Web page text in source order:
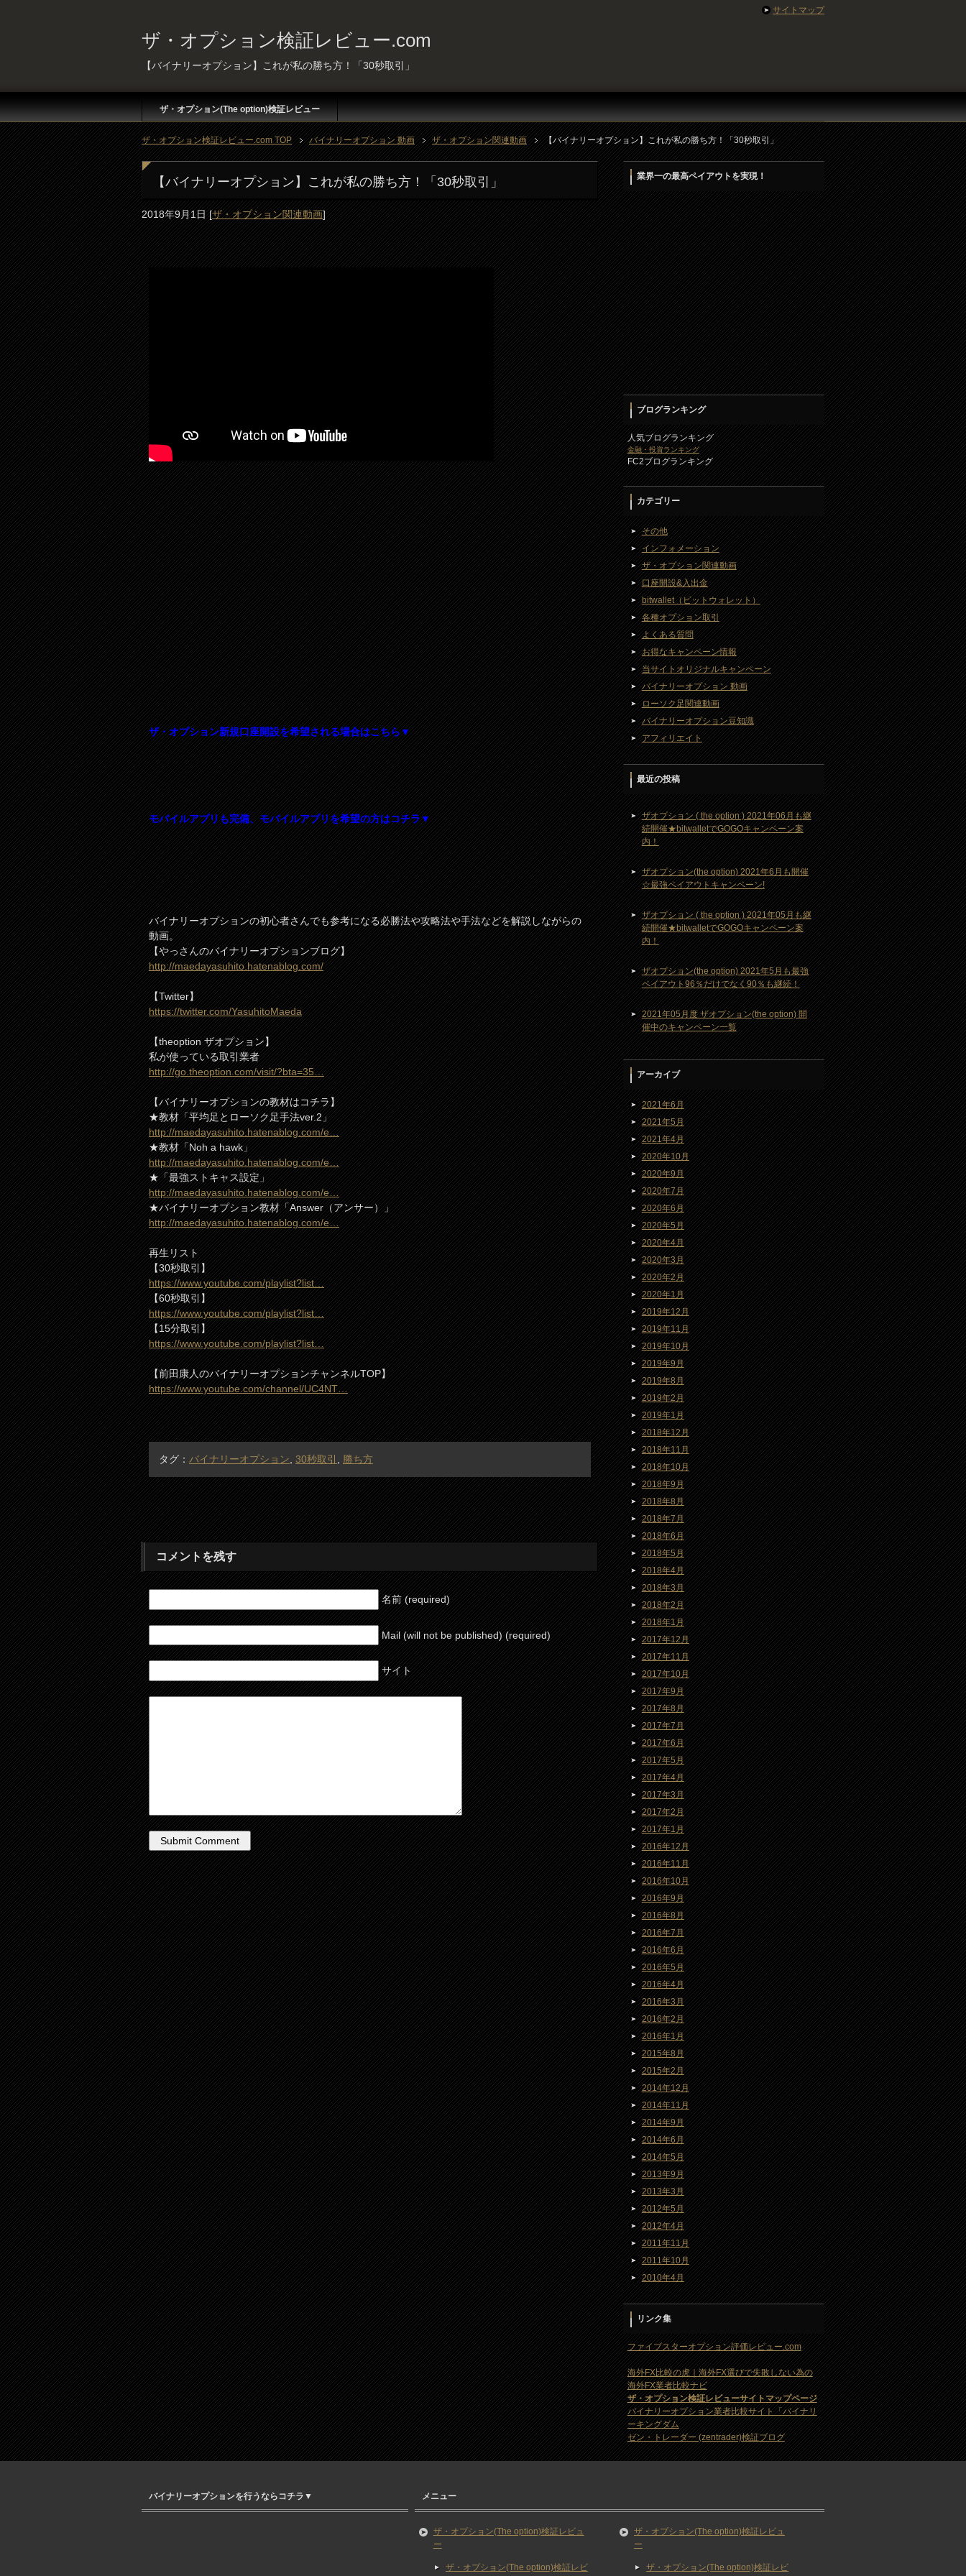
ザ・オプション検証レビュー.com
【バイナリーオプション】これが私の勝ち方！「30秒取引」
ザ・オプション(The option)検証レビュー
ザ・オプション検証レビュー.com TOP バイナリーオプション 動画 ザ・オプション関連動画 【バイナリーオプション】これが私の勝ち方！「30秒取引」
【バイナリーオプション】これが私の勝ち方！「30秒取引」
2018年9月1日[ザ・オプション関連動画]
ザ・オプション新規口座開設を希望される場合はこちら▼
モバイルアプリも完備、モバイルアプリを希望の方はコチラ▼
バイナリーオプションの初心者さんでも参考になる必勝法や攻略法や手法などを解説しながらの
動画。
【やっさんのバイナリーオプションブログ】
http://maedayasuhito.hatenablog.com/
【Twitter】
https://twitter.com/YasuhitoMaeda
【theoption ザオプション】
私が使っている取引業者
http://go.theoption.com/visit/?bta=35…
【バイナリーオプションの教材はコチラ】
★教材「平均足とローソク足手法ver.2」
http://maedayasuhito.hatenablog.com/e…
★教材「Noh a hawk」
http://maedayasuhito.hatenablog.com/e…
★「最強ストキャス設定」
http://maedayasuhito.hatenablog.com/e…
★バイナリーオプション教材「Answer（アンサー）」
http://maedayasuhito.hatenablog.com/e…
再生リスト
【30秒取引】
https://www.youtube.com/playlist?list…
【60秒取引】
https://www.youtube.com/playlist?list…
【15分取引】
https://www.youtube.com/playlist?list…
【前田康人のバイナリーオプションチャンネルTOP】
https://www.youtube.com/channel/UC4NT…
タグ： バイナリーオプション, 30秒取引 , 勝ち方
コメントを残す
名前 (required)
Mail (will not be published) (required)
サイト
業界一の最高ペイアウトを実現！
ブログランキング
人気ブログランキング
金融・投資ランキング
FC2ブログランキング
カテゴリー
その他
インフォメーション
ザ・オプション関連動画
口座開設&入出金
bitwallet（ビットウォレット）
各種オプション取引
よくある質問
お得なキャンペーン情報
当サイトオリジナルキャンペーン
バイナリーオプション 動画
ローソク足関連動画
バイナリーオプション豆知識
アフィリエイト
最近の投稿
ザオプション ( the option ) 2021年06月も継
続開催★bitwalletでGOGOキャンペーン案
内！
ザオプション(the option) 2021年6月も開催
☆最強ペイアウトキャンペーン!
ザオプション ( the option ) 2021年05月も継
続開催★bitwalletでGOGOキャンペーン案
内！
ザオプション(the option) 2021年5月も最強
ペイアウト96％だけでなく90％も継続！
2021年05月度 ザオプション(the option) 開
催中のキャンペーン一覧
アーカイブ
2021年6月
2021年5月
2021年4月
2020年10月
2020年9月
2020年7月
2020年6月
2020年5月
2020年4月
2020年3月
2020年2月
2020年1月
2019年12月
2019年11月
2019年10月
2019年9月
2019年8月
2019年2月
2019年1月
2018年12月
2018年11月
2018年10月
2018年9月
2018年8月
2018年7月
2018年6月
2018年5月
2018年4月
2018年3月
2018年2月
2018年1月
2017年12月
2017年11月
2017年10月
2017年9月
2017年8月
2017年7月
2017年6月
2017年5月
2017年4月
2017年3月
2017年2月
2017年1月
2016年12月
2016年11月
2016年10月
2016年9月
2016年8月
2016年7月
2016年6月
2016年5月
2016年4月
2016年3月
2016年2月
2016年1月
2015年8月
2015年2月
2014年12月
2014年11月
2014年9月
2014年6月
2014年5月
2013年9月
2013年3月
2012年5月
2012年4月
2011年11月
2011年10月
2010年4月
リンク集
ファイブスターオプション評価レビュー.com
海外FX比較の虎｜海外FX選びで失敗しない為の
海外FX業者比較ナビ
ザ・オプション検証レビューサイトマップページ
バイナリーオプション業者比較サイト「バイナリ
ーキングダム
ゼン・トレーダー (zentrader)検証ブログ
バイナリーオプションを行うならコチラ▼ メニュー
ザ・オプション(The option)検証レビュ
ー
ザ・オプション(The option)検証レビ
ザ・オプション(The option)検証レビュ
ー
ザ・オプション(The option)検証レビ
サイトマップ